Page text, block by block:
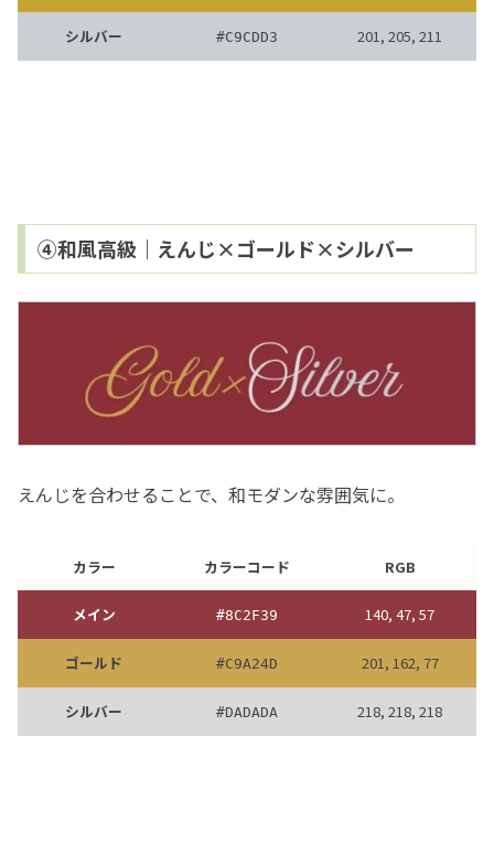
シルバー #C9CDD3 201, 205, 211
④和風高級｜えんじ×ゴールド×シルバー
えんじを合わせることで、和モダンな雰囲気に。
カラー カラーコード RGB
メイン #8C2F39 140, 47, 57
ゴールド #C9A24D 201, 162, 77
シルバー #DADADA 218, 218, 218